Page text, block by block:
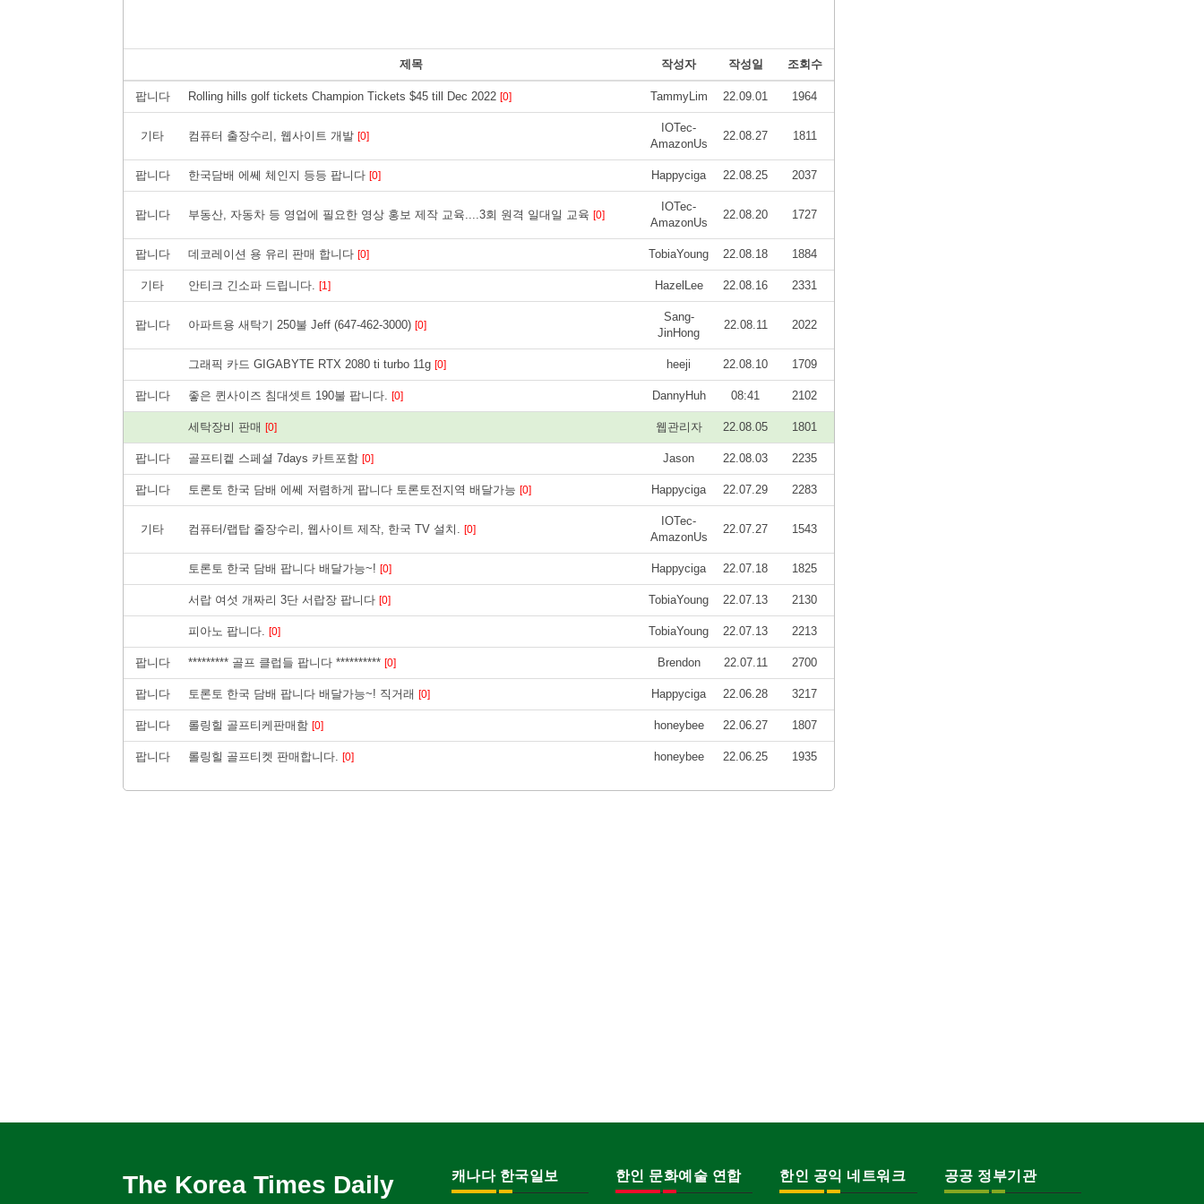
제목 작성자 작성일 조회수
팝니다 Rolling hills golf tickets Champion Tickets $45 till Dec 2022 [0] TammyLim 22.09.01 1964
기타 컴퓨터 출장수리, 웹사이트 개발 [0]
IOTec-
AmazonUs
22.08.27 1811
팝니다 한국담배 에쎄 체인지 등등 팝니다 [0] Happyciga 22.08.25 2037
팝니다 부동산, 자동차 등 영업에 필요한 영상 홍보 제작 교육....3회 원격 일대일 교육 [0]
IOTec-
AmazonUs
22.08.20 1727
팝니다 데코레이션 용 유리 판매 합니다 [0] TobiaYoung 22.08.18 1884
기타 안티크 긴소파 드립니다. [1] HazelLee 22.08.16 2331
팝니다 아파트용 새탁기 250불 Jeff (647-462-3000) [0]
Sang-
JinHong
22.08.11 2022
그래픽 카드 GIGABYTE RTX 2080 ti turbo 11g [0] heeji 22.08.10 1709
팝니다 좋은 퀸사이즈 침대셋트 190불 팝니다. [0] DannyHuh 08:41 2102
세탁장비 판매 [0] 웹관리자 22.08.05 1801
팝니다 골프티켙 스페셜 7days 카트포함 [0] Jason 22.08.03 2235
팝니다 토론토 한국 담배 에쎄 저렴하게 팝니다 토론토전지역 배달가능 [0] Happyciga 22.07.29 2283
기타 컴퓨터/랩탑 줄장수리, 웹사이트 제작, 한국 TV 설치. [0]
IOTec-
AmazonUs
22.07.27 1543
토론토 한국 담배 팝니다 배달가능~! [0] Happyciga 22.07.18 1825
서랍 여섯 개짜리 3단 서랍장 팝니다 [0] TobiaYoung 22.07.13 2130
피아노 팝니다. [0] TobiaYoung 22.07.13 2213
팝니다 ********* 골프 클럽들 팝니다 ********** [0] Brendon 22.07.11 2700
팝니다 토론토 한국 담배 팝니다 배달가능~! 직거래 [0] Happyciga 22.06.28 3217
팝니다 롤링힐 골프티케판매함 [0] honeybee 22.06.27 1807
팝니다 롤링힐 골프티켓 판매합니다. [0] honeybee 22.06.25 1935
The Korea Times Daily 캐나다 한국일보 한인 문화예술 연합 한인 공익 네트워크 공공 정부기관